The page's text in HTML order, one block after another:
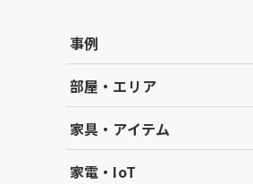
事例
部屋・エリア
家具・アイテム
家電・IoT